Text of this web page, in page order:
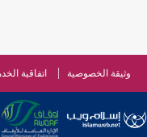
وثيقة الخصوصية اتفاقية